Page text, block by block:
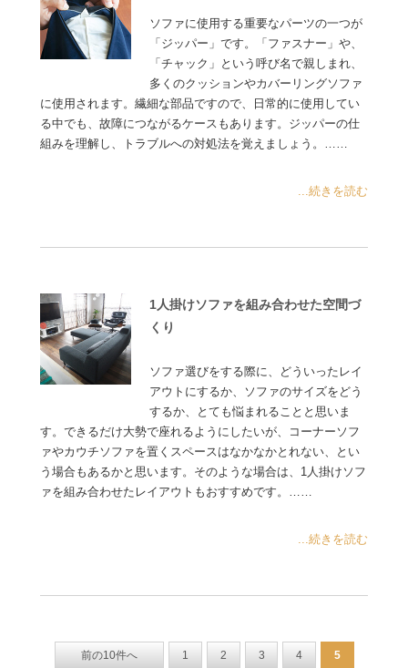
ソファに使用する重要なパーツの一つが
「ジッパー」です。「ファスナー」や、
「チャック」という呼び名で親しまれ、
多くのクッションやカバーリングソファ
に使用されます。繊細な部品ですので、日常的に使用してい
る中でも、故障につながるケースもあります。ジッパーの仕
組みを理解し、トラブルへの対処法を覚えましょう。……
...続きを読む
1人掛けソファを組み合わせた空間づ
くり
ソファ選びをする際に、どういったレイ
アウトにするか、ソファのサイズをどう
するか、とても悩まれることと思いま
す。できるだけ大勢で座れるようにしたいが、コーナーソフ
ァやカウチソファを置くスペースはなかなかとれない、とい
う場合もあるかと思います。そのような場合は、1人掛けソフ
ァを組み合わせたレイアウトもおすすめです。……
...続きを読む
前の10件へ 1 2 3 4 5